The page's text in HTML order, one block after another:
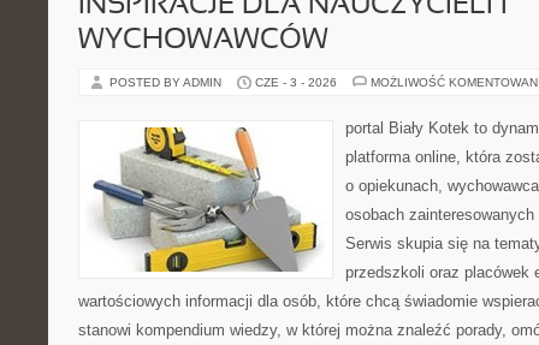
INSPIRACJE DLA NAUCZYCIELI I
WYCHOWAWCÓW
POSTED BY ADMIN CZE - 3 - 2026 MOŻLIWOŚĆ
portal Biały Kotek to
platforma online, która
o opiekunach,
osobach
Serwis skupia się na
przedszkoli oraz placówek
wartościowych informacji dla osób, które chcą świadomie
stanowi kompendium wiedzy, w której można znaleźć porady,